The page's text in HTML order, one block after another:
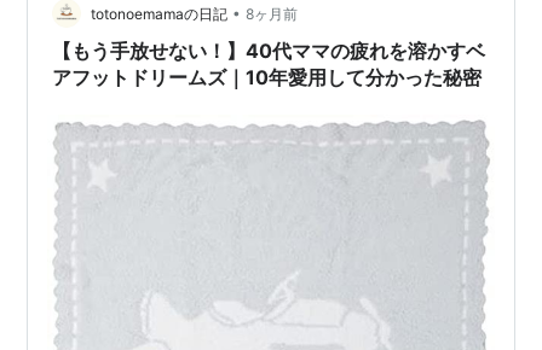
んです。それが、この「テンポドロップ ストー…
totonoemamaの日記 • 8ヶ月前
【もう手放せない！】40代ママの疲れを溶かすベ
アフットドリームズ｜10年愛用して分かった秘密